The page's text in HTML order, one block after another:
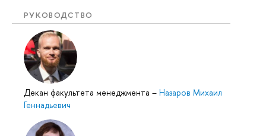
РУКОВОДСТВО
Декан факультета менеджмента – Назаров Михаил
Геннадьевич